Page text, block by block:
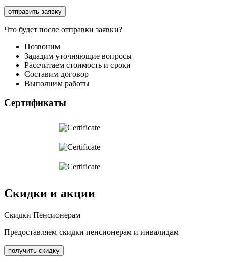
Что будет после отправки заявки?
Позвоним
Зададим уточняющие вопросы
Рассчитаем стоимость и сроки
Составим договор
Выполним работы
Сертификаты
Скидки и акции
Cкидки Пенсионерам
Предоставляем скидки пенсионерам и инвалидам
получить скидку